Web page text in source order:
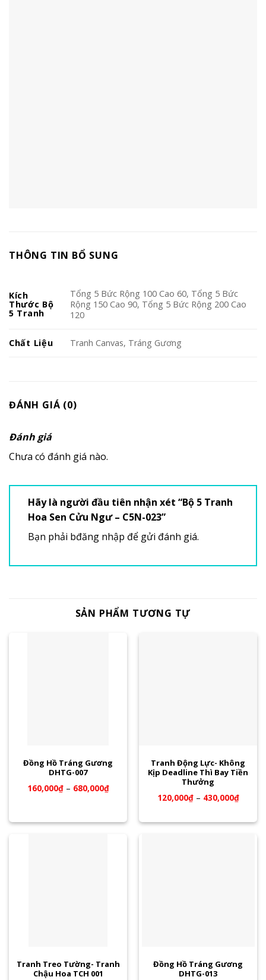
THÔNG TIN BỔ SUNG
Kích
Thước Bộ
5 Tranh
Tổng 5 Bức Rộng 100 Cao 60, Tổng 5 Bức
Rộng 150 Cao 90, Tổng 5 Bức Rộng 200 Cao
120
Chất Liệu Tranh Canvas, Tráng Gương
ĐÁNH GIÁ (0)
Đánh giá
Chưa có đánh giá nào.
Hãy là người đầu tiên nhận xét “Bộ 5 Tranh
Hoa Sen Cửu Ngư – C5N-023”
Bạn phải bđăng nhập để gửi đánh giá.
SẢN PHẨM TƯƠNG TỰ
Đồng Hồ Tráng Gương
DHTG-007
160,000₫– 680,000₫
Tranh Động Lực- Không
Kịp Deadline Thì Bay Tiền
Thưởng
120,000₫– 430,000₫
Tranh Treo Tường- Tranh
Chậu Hoa TCH 001
Đồng Hồ Tráng Gương
DHTG-013